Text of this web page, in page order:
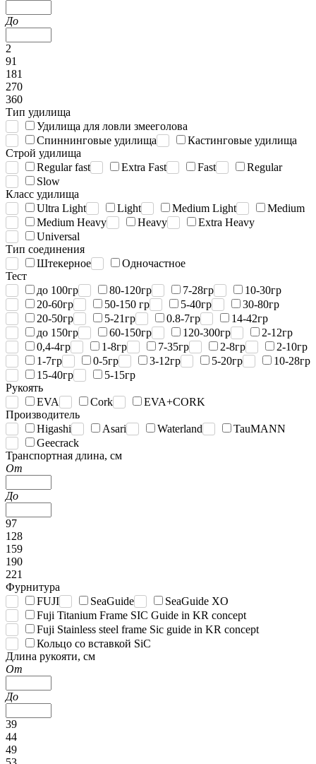
До
2
91
181
270
360
Тип удилища
Удилища для ловли змееголова
Спиннинговые удилища
Кастинговые удилища
Строй удилища
Regular fast
Extra Fast Fast
Regular
Slow
Класс удилища
Ultra Light
Light Medium Light
Medium
Medium Heavy
Heavy
Extra Heavy
Universal
Тип соединения
Штекерное
Одночастное
Тест
до 100гр
80-120гр 7-28гр
10-30гр
20-60гр
50-150 гр 5-40гр
30-80гр
20-50гр
5-21гр 0.8-7гр
14-42гр
до 150гр
60-150гр 120-300гр
2-12гр
0,4-4гр
1-8гр 7-35гр 2-8гр
2-10гр
1-7гр
0-5гр 3-12гр 5-20гр
10-28гр
15-40гр
5-15гр
Рукоять
EVA
Cork
EVA+CORK
Производитель
Higashi
Asari Waterland
TauMANN
Geecrack
Транспортная длина, см
От
До
97
128
159
190
221
Фурнитура
FUJI
SeaGuide
SeaGuide XO
Fuji Titanium Frame SIC Guide in KR concept
Fuji Stainless steel frame Sic guide in KR concept
Кольцо со вставкой SiC
Длина рукояти, см
От
До
39
44
49